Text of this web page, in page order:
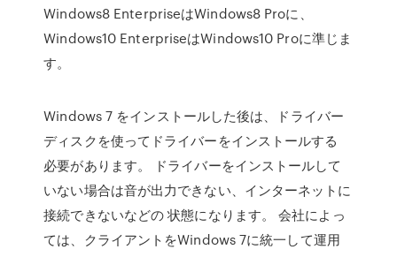
Windows8 EnterpriseはWindows8 Proに、
Windows10 EnterpriseはWindows10 Proに準じま
す。
Windows 7 をインストールした後は、ドライバー
ディスクを使ってドライバーをインストールする
必要があります。 ドライバーをインストールして
いない場合は音が出力できない、インターネットに
接続できないなどの 状態になります。 会社によっ
ては、クライアントをWindows 7に統一して運用